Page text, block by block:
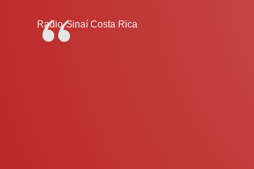
Radio-Sinaí Costa Rica